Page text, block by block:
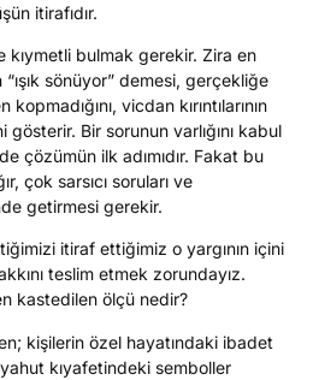
itirafıdır.
kıymetli bulmak gerekir. Zira en
sönüyor” demesi, gerçekliğe
vicdan kırıntılarının
Bir sorunun varlığını kabul
çözümün ilk adımıdır. Fakat bu
çok sarsıcı soruları ve
getirmesi gerekir.
itiraf ettiğimiz o yargının içini
teslim etmek zorundayız.
kastedilen ölçü nedir?
kişilerin özel hayatındaki ibadet
kıyafetindeki semboller